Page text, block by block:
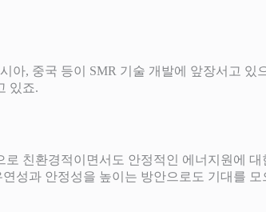
, 중국 등이 SMR 기술 개발에 앞장서고 있
있죠.
친환경적이면서도 안정적인 에너지원에
성과 안정성을 높이는 방안으로도 기대를 모